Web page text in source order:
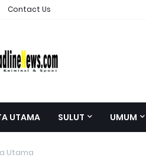
Contact Us
UTAMA SULUT UMUM
Utama